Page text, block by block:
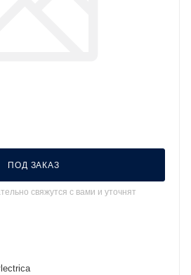
ПОД ЗАКАЗ
свяжутся с вами и уточнят